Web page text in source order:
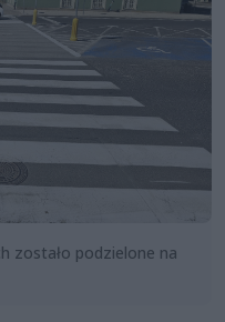
zostało podzielone na